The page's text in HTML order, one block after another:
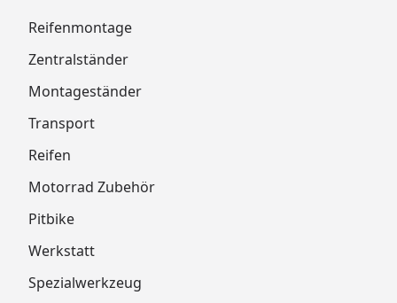
Reifenmontage
Zentralständer
Montageständer
Transport
Reifen
Motorrad Zubehör
Pitbike
Werkstatt
Spezialwerkzeug